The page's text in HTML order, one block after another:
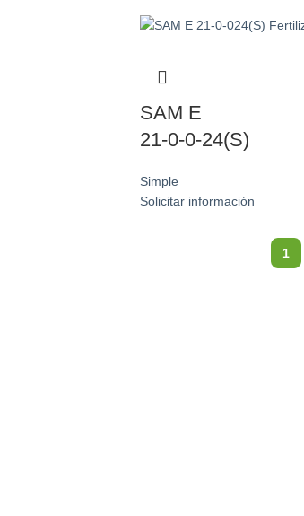
SAM E
21-0-0-24(S)
Simple
Solicitar información
1